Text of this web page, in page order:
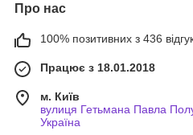
Про нас
100% позитивних з 436
Працює з 18.01.2018
м. Київ
вулиця Гетьмана Павла
Україна